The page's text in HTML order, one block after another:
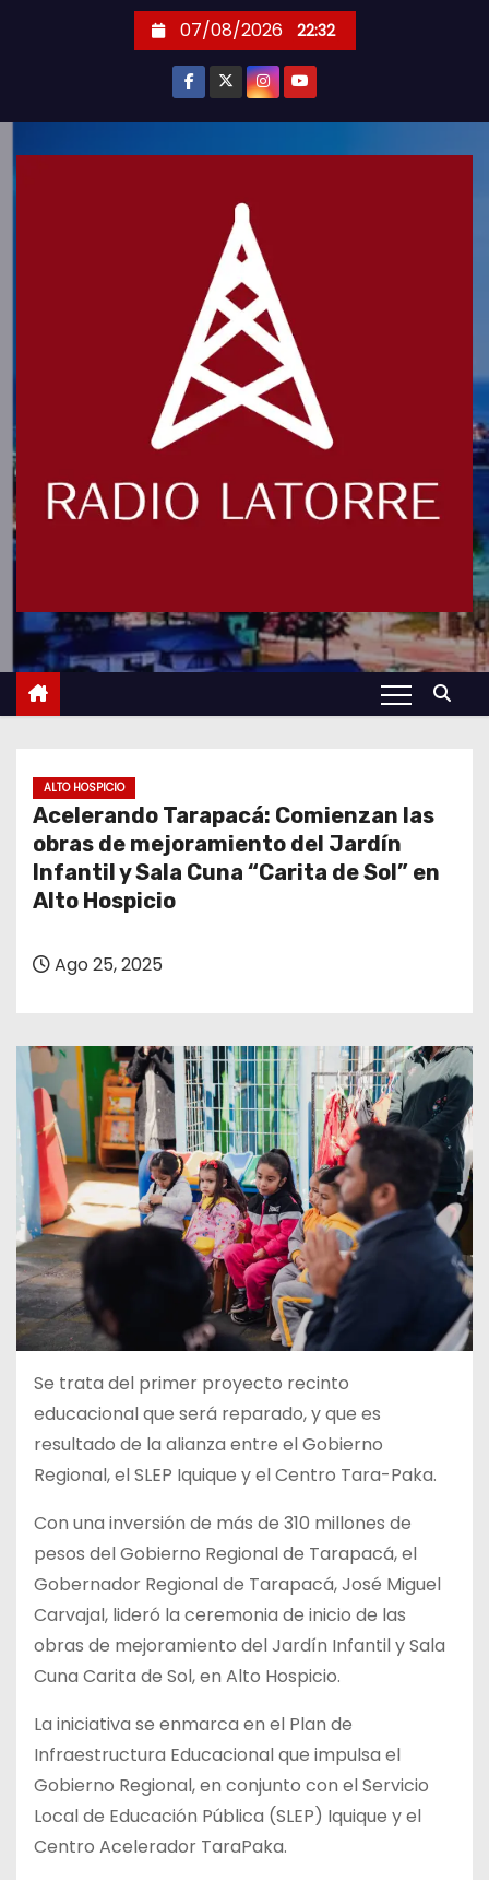
07/08/2026 22:32
ALTO HOSPICIO
Acelerando Tarapacá: Comienzan las
obras de mejoramiento del Jardín
Infantil y Sala Cuna “Carita de Sol” en
Alto Hospicio
Ago 25, 2025
Se trata del primer proyecto recinto
educacional que será reparado, y que es
resultado de la alianza entre el Gobierno
Regional, el SLEP Iquique y el Centro Tara-Paka.
Con una inversión de más de 310 millones de
pesos del Gobierno Regional de Tarapacá, el
Gobernador Regional de Tarapacá, José Miguel
Carvajal, lideró la ceremonia de inicio de las
obras de mejoramiento del Jardín Infantil y Sala
Cuna Carita de Sol, en Alto Hospicio.
La iniciativa se enmarca en el Plan de
Infraestructura Educacional que impulsa el
Gobierno Regional, en conjunto con el Servicio
Local de Educación Pública (SLEP) Iquique y el
Centro Acelerador TaraPaka.